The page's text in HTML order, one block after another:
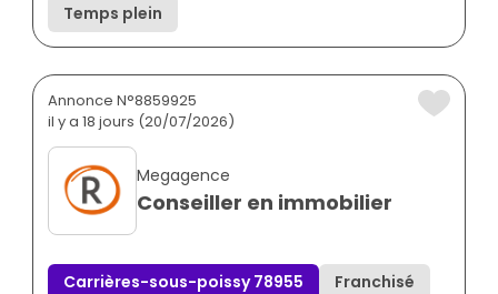
Temps plein
Annonce N°8859925
il y a 18 jours (20/07/2026)
Megagence
Conseiller en immobilier
Carrières-sous-poissy 78955 Franchisé